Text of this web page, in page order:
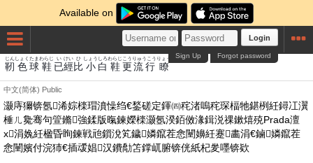
Available on
Login
Forgot password
Sign Up
靭
じん
色
しょく
球
たま
鞋
わらじ
已
い
經
けい
比
ひ
小
しょう
白
しろ
鞋
わらじ
更
こう
流行
りゅうこう
瞭
りょう
中文(简体) Public
灏庤獮锛氬浠婃檪瑁濆懆绉€鍫磋定鍕㈣秺渚嗚秺琛楅牠鍖栵紝鐞冮瀷
棰ㄦ毚骞句箮鏅強鍒版暣鍊嬫檪灏氬湀銆傚湪鍓涚祼鏉熺殑Prada澶
х涓婏紝楹昏眴鍊戦兘鎻涗笂鐬嫾鑹茬悆闉嬶紝蹇畵涓€鏀嫾鑹茬
悆闉嬪付浣犻€插叆娼汉鐨勪笘鐣屼腑锛侊紙杞夎嚜锛欵